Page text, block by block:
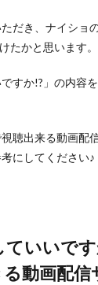
だき、ナイショ
たかと思います。
すか!?」の内容
聴出来る動画配
にしてください♪
いいで
動画配信